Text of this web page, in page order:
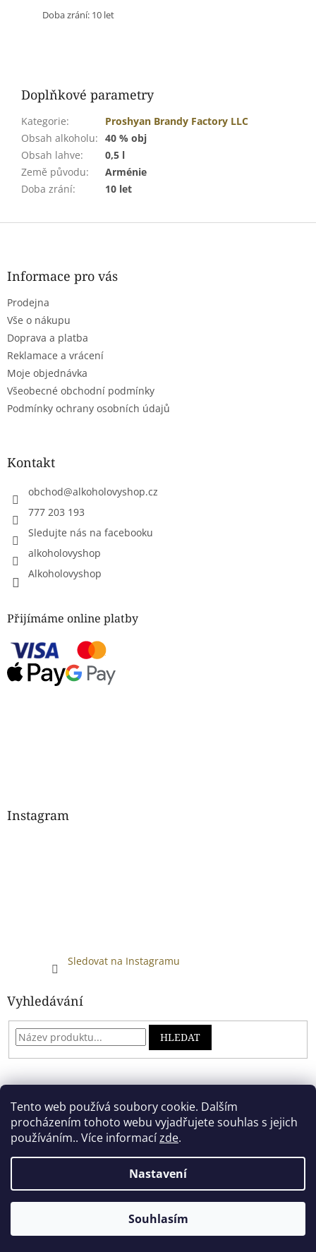
Tento web používá soubory cookie. Dalším
procházením tohoto webu vyjadřujete souhlas s jejich
používáním.. Více informacízde.
Nastavení
Souhlasím
Doba zrání: 10 let
Doplňkové parametry
Kategorie:
Proshyan Brandy Factory LLC
Obsah alkoholu: 40 % obj
Obsah lahve:
0,5 l
Země původu:
Arménie
Doba zrání: 10 let
Z
Informace pro vás
Prodejna
Vše o nákupu
Doprava a platba
Reklamace a vrácení
Moje objednávka
Všeobecné obchodní podmínky
Podmínky ochrany osobních údajů
Kontakt
obchod@alkoholovyshop.cz
777 203 193
Sledujte nás na facebooku
alkoholovyshop
Alkoholovyshop
Přijímáme online platby
Instagram
Sledovat na Instagramu
Vyhledávání
HLEDAT
Vytvořil Shoptet
Copyright 2026Alkoholový shop. Všechna práva vyhrazena.